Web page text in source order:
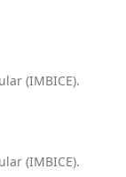
(IMBICE).
(IMBICE).